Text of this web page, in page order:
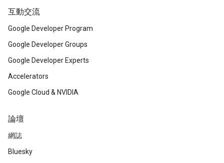
互動交流
Google Developer Program
Google Developer Groups
Google Developer Experts
Accelerators
Google Cloud & NVIDIA
論壇
網誌
Bluesky